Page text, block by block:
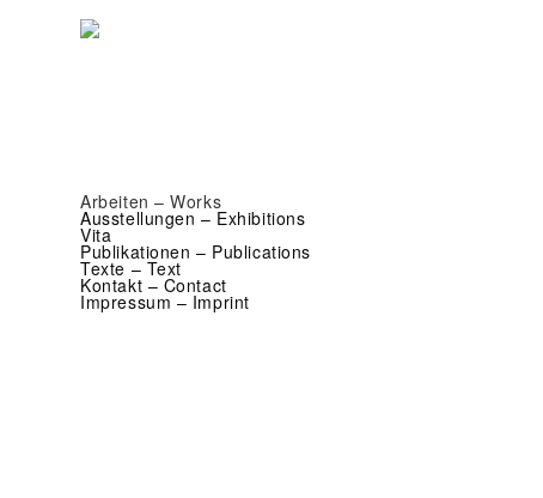
Arbeiten – Works
Ausstellungen – Exhibitions
Vita
Publikationen – Publications
Texte – Text
Kontakt – Contact
Impressum – Imprint